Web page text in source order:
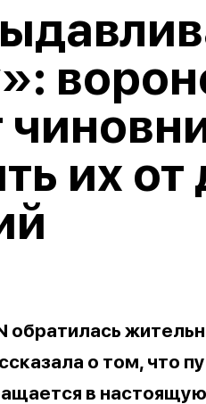
их
обратилась
о том, что
в